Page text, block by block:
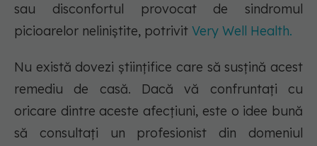
sau disconfortul provocat de sindromul
picioarelor neliniștite, potrivit Very Well Health.
Nu există dovezi științifice care să susțină acest
remediu de casă. Dacă vă confruntați cu
oricare dintre aceste afecțiuni, este o idee bună
să consultați un profesionist din domeniul